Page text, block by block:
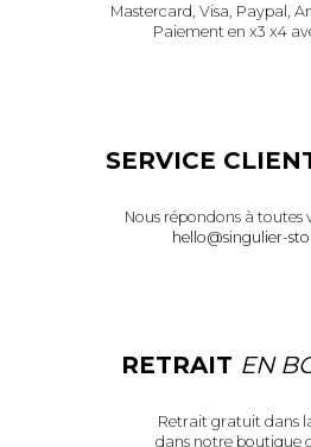
Mastercard, Visa, Paypal,
Paiement en x3 x4
SERVICE
Nous répondons à toutes
hello@singulier-
RETRAIT EN
Retrait gratuit dans
dans notre boutique